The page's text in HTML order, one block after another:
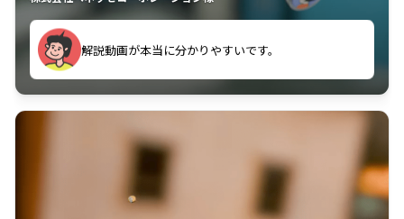
古文漢文を主に使わせていただいているが、復習する
のに非常に役立っている。
解説動画が本当に分かりやすいです。